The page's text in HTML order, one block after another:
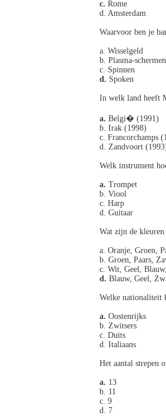
c. Rome
d. Amsterdam
Waarvoor ben je
a. Wisselgeld
b. Plasma-schermen
c. Spinnen
d. Spoken
In welk land heeft
a. Belgi� (1991)
b. Irak (1998)
c. Francorchamps
d. Zandvoort
Welk instrument
a. Trompet
b. Viool
c. Harp
d. Guitaar
Wat zijn de
a. Oranje, Groen,
b. Groen, Paars,
c. Wit, Geel,
d. Blauw, Geel,
Welke nationaliteit
a. Oostenrijks
b. Zwitsers
c. Duits
d. Italiaans
Het aantal strepen
a. 13
b. 11
c. 9
d. 7